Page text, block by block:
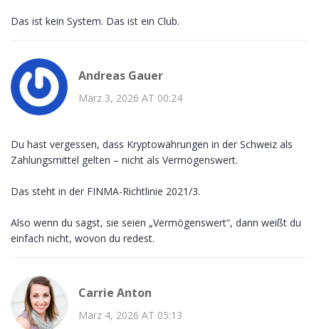
Das ist kein System. Das ist ein Club.
Andreas Gauer
März 3, 2026 AT 00:24
Du hast vergessen, dass Kryptowährungen in der Schweiz als
Zahlungsmittel gelten – nicht als Vermögenswert.
Das steht in der FINMA-Richtlinie 2021/3.
Also wenn du sagst, sie seien „Vermögenswert“, dann weißt du
einfach nicht, wovon du redest.
Carrie Anton
März 4, 2026 AT 05:13